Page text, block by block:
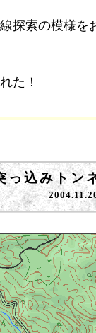
探索の模様を
た！
込みトン